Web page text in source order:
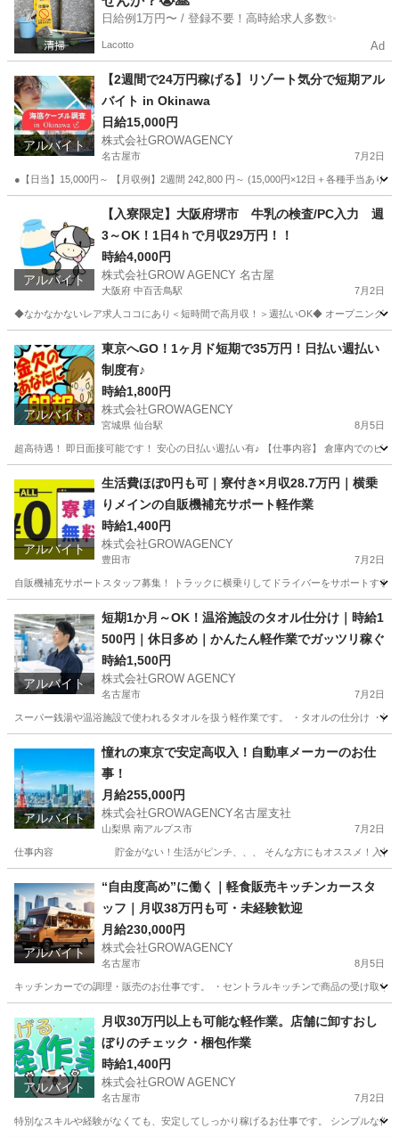
日給例1万円〜 / 登録不要！高時給求人多数✨
Lacotto Ad
アルバイト
【2週間で24万円稼げる】リゾート気分で短期アル
バイト in Okinawa
日給15,000円
株式会社GROWAGENCY
名古屋市 7月2日
●【日当】15,000円～ 【月収例】2週間 242,800 円～ (15,000円×12日＋各種手当あり)
その他 自営業
アルバイト
【入寮限定】大阪府堺市 牛乳の検査/PC入力 週
3～OK！1日4ｈで月収29万円！！
時給4,000円
株式会社GROW AGENCY 名古屋
大阪府 中百舌鳥駅 7月2日
◆なかなかないレア求人ココにあり＜短時間で高月収！＞週払いOK◆ オープニングス
中百舌鳥駅 時給
アルバイト
東京へGO！1ヶ月ド短期で35万円！日払い週払い
制度有♪
時給1,800円
株式会社GROWAGENCY
宮城県 仙台駅 8月5日
超高待遇！ 即日面接可能です！ 安心の日払い週払い有♪ 【仕事内容】 倉庫内でのピ
仙台駅 軽作業 時給
アルバイト
生活費ほぼ0円も可｜寮付き×月収28.7万円｜横乗
りメインの自販機補充サポート軽作業
時給1,400円
株式会社GROWAGENCY
豊田市 7月2日
自販機補充サポートスタッフ募集！ トラックに横乗りしてドライバーをサポートす
配送 スタッフ
アルバイト
短期1か月～OK！温浴施設のタオル仕分け｜時給1
500円｜休日多め｜かんたん軽作業でガッツリ稼ぐ
時給1,500円
株式会社GROW AGENCY
名古屋市 7月2日
スーパー銭湯や温浴施設で使われるタオルを扱う軽作業です。 ・タオルの仕分け ・
工場 時給
アルバイト
憧れの東京で安定高収入！自動車メーカーのお仕
事！
月給255,000円
株式会社GROWAGENCY名古屋支社
山梨県 南アルプス市 7月2日
仕事内容 貯金がない！生活がピンチ、、、 そんな方にもオススメ！入社当日
南アルプス市 工場 東京 羽村市 工場 無期雇用
アルバイト
“自由度高め”に働く｜軽食販売キッチンカースタ
ッフ｜月収38万円も可・未経験歓迎
月給230,000円
株式会社GROWAGENCY
名古屋市 8月5日
キッチンカーでの調理・販売のお仕事です。 ・セントラルキッチンで商品の受け取
その他 キッチンカー
アルバイト
月収30万円以上も可能な軽作業。店舗に卸すおし
ぼりのチェック・梱包作業
時給1,400円
株式会社GROW AGENCY
名古屋市 7月2日
特別なスキルや経験がなくても、安定してしっかり稼げるお仕事です。 シンプルな